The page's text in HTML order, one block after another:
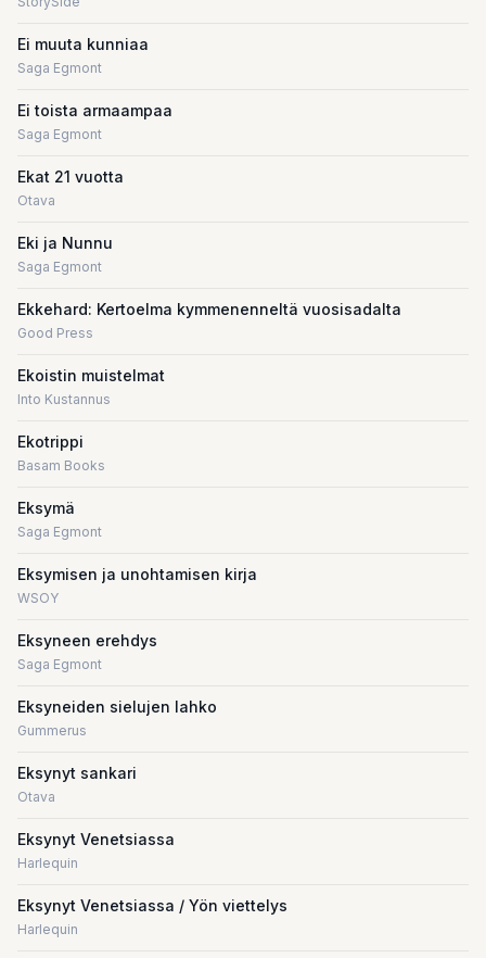
Ei muuta kunniaa
Saga Egmont
Ei toista armaampaa
Saga Egmont
Ekat 21 vuotta
Otava
Eki ja Nunnu
Saga Egmont
Ekkehard: Kertoelma kymmenenneltä vuosisadalta
Good Press
Ekoistin muistelmat
Into Kustannus
Ekotrippi
Basam Books
Eksymä
Saga Egmont
Eksymisen ja unohtamisen kirja
WSOY
Eksyneen erehdys
Saga Egmont
Eksyneiden sielujen lahko
Gummerus
Eksynyt sankari
Otava
Eksynyt Venetsiassa
Harlequin
Eksynyt Venetsiassa / Yön viettelys
Harlequin